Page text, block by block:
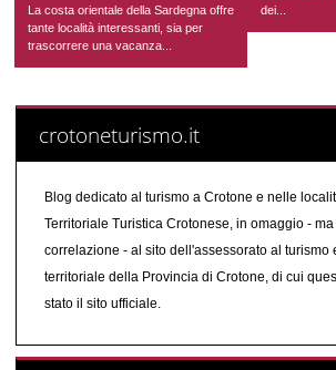
La costa orientale della Sardegna offre
tante località interessanti, sia per
trascorrere una vacanza...
dei...
crotoneturismo.it
Blog dedicato al turismo a Crotone e nelle
Territoriale Turistica Crotonese, in omaggio -
correlazione - al sito dell'assessorato al turismo
territoriale della Provincia di Crotone, di cui
stato il sito ufficiale.